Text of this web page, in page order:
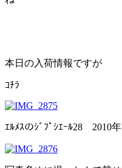
本日の入荷情報ですが
ｺﾁﾗ
ｴﾙﾒｽのｼﾞﾌﾟｼｴｰﾙ28 2010